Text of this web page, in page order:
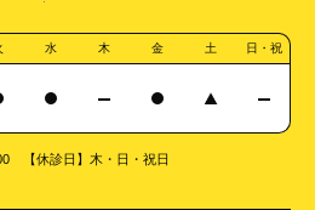
水 木 金 土 日・祝
【休診日】木・日・祝日